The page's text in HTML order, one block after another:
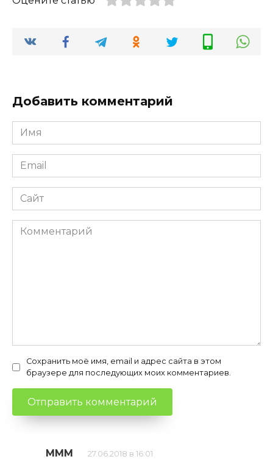
Добавить комментарий
Имя
*
Email
*
Сайт
Комментарий
Сохранить моё имя, email и адрес сайта в этом
браузере для последующих моих комментариев.
МММ 27.06.2018 в 16:01